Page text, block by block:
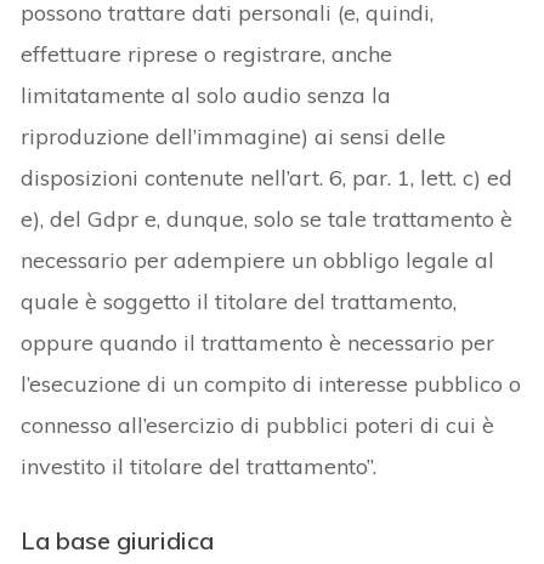
possono trattare dati personali (e, quindi,
effettuare riprese o registrare, anche
limitatamente al solo audio senza la
riproduzione dell’immagine) ai sensi delle
disposizioni contenute nell’art. 6, par. 1, lett. c) ed
e), del Gdpr e, dunque, solo se tale trattamento è
necessario per adempiere un obbligo legale al
quale è soggetto il titolare del trattamento,
oppure quando il trattamento è necessario per
l’esecuzione di un compito di interesse pubblico o
connesso all’esercizio di pubblici poteri di cui è
investito il titolare del trattamento”.
La base giuridica